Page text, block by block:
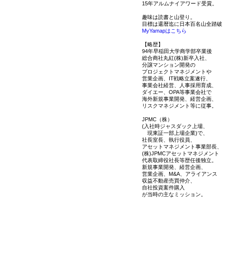
15年アルムナイアワード受賞。
趣味は読書と山登り。
目標は還暦迄に日本百名山全踏破
MyYamapはこちら
【略歴】
94年早稲田大学商学部卒業後
総合商社丸紅(株)新卒入社、
分譲マンション開発の
プロジェクトマネジメントや
営業企画、IT戦略立案遂行、
事業会社経営、人事採用育成、
ダイエー、OPA等事業会社で
海外新規事業開発、経営企画、
リスクマネジメント等に従事。
JPMC（株）
(入社時ジャスダック上場、
現東証一部上場企業)で、
社長室長、執行役員、
アセットマネジメント事業部長、
(株)JPMCアセットマネジメント
代表取締役社長等歴任後独立。
新規事業開発、経営企画、
営業企画、M&A、アライアンス
収益不動産売買仲介、
自社投資案件購入
が当時の主なミッション。